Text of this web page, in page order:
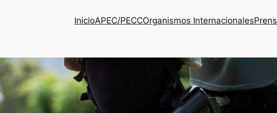
InicioAPEC/PECCOrganismos Internacionales